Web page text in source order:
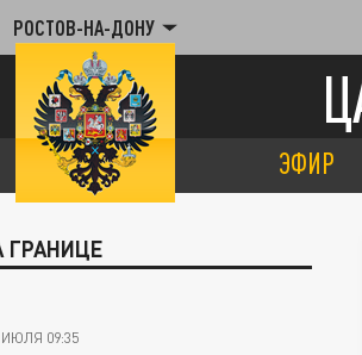
РОСТОВ-НА-ДОНУ
ЭФИР
ГРАНИЦЕ
ИЮЛЯ 09:35